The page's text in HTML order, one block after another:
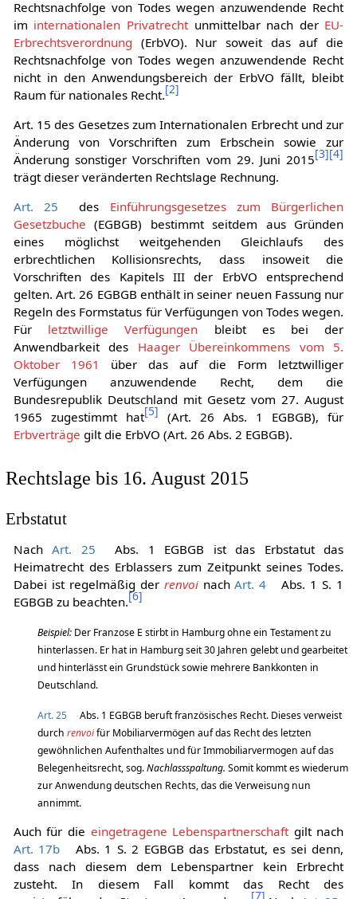
Seit dem 17. August 2015 richtet sich das auf die
Rechtsnachfolge von Todes wegen anzuwendende Recht
iminternationalen Privatrecht unmittelbar nach der EU-
Erbrechtsverordnung(ErbVO). Nur soweit das auf die
Rechtsnachfolge von Todes wegen anzuwendende Recht
nicht in den Anwendungsbereich der ErbVO fällt, bleibt
Art. 15 des Gesetzes zum Internationalen Erbrecht und zur
Änderung von Vorschriften zum Erbschein sowie zur
Änderung sonstiger Vorschriften vom 29. Juni 2015
Art. 25
desEinführungsgesetzes zum Bürgerlichen
Gesetzbuche(EGBGB) bestimmt seitdem aus Gründen
eines möglichst weitgehenden Gleichlaufs des
erbrechtlichen Kollisionsrechts, dass insoweit die
Vorschriften des Kapitels III der ErbVO entsprechend
gelten. Art. 26 EGBGB enthält in seiner neuen Fassung nur
Regeln des Formstatus für Verfügungen von Todes wegen.
Fürletztwillige Verfügungenbleibt es bei der
Anwendbarkeit des Haager Übereinkommens vom 5.
Oktober 1961
über das auf die Form letztwilliger
Verfügungen anzuwendende Recht, dem die
Bundesrepublik Deutschland mit Gesetz vom 27. August
1965 zugestimmt hat[5](Art. 26 Abs. 1 EGBGB), für
NachArt. 25
Abs. 1 EGBGB ist das Erbstatut das
Heimatrecht des Erblassers zum Zeitpunkt seines Todes.
Dabei ist regelmäßig der
Beispiel:Der Franzose E stirbt in Hamburg ohne ein Testament zu
hinterlassen. Er hat in Hamburg seit 30 Jahren gelebt und gearbeitet
und hinterlässt ein Grundstück sowie mehrere Bankkonten in
Art. 25
Abs. 1 EGBGB beruft französisches Recht. Dieses verweist
durchrenvoifür Mobiliarvermögen auf das Recht des letzten
gewöhnlichen Aufenthaltes und für Immobiliarvermogen auf das
Belegenheitsrecht, sog.Nachlassspaltung.Somit kommt es wiederum
zur Anwendung deutschen Rechts, das die Verweisung nun
Auch für dieeingetragene Lebenspartnerschaft gilt nach
Art. 17b
Abs. 1 S. 2 EGBGB das Erbstatut, es sei denn,
dass nach diesem dem Lebenspartner kein Erbrecht